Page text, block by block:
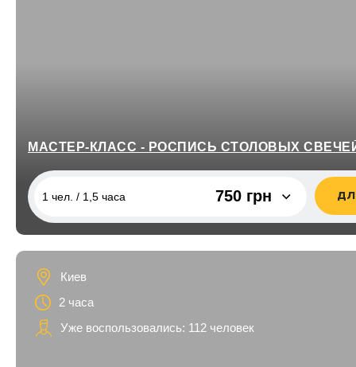
МАСТЕР-КЛАСС - РОСПИСЬ СТОЛОВЫХ
1 чел. / 1,5 часа 750 грн
2 чел. / 1,5 часа
Киев
2 часа
Уже воспользовались: 112 человек